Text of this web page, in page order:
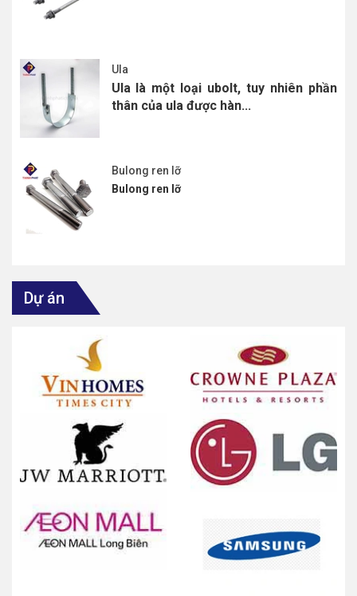
Ula
Ula là một loại ubolt, tuy nhiên phần
thân của ula được hàn...
Bulong ren lỡ
Bulong ren lỡ
Dự án